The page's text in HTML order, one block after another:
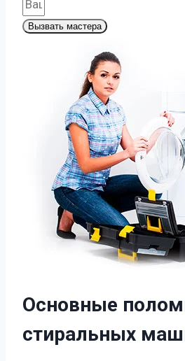
Вызвать мастера
Основные
стиральных